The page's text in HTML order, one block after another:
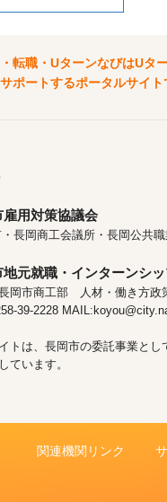
転職・UターンなびはUタ
ポートするポータルサイト
雇用対策協議会
長岡商工会議所・長岡公共
地元就職・インターンシ
岡市商工部 人材・働き方政
39-2228
トは、長岡市の委託事業と
ています。
関連機関リンク